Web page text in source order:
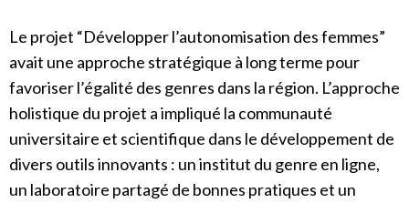
Le projet “Développer l’autonomisation des femmes”
avait une approche stratégique à long terme pour
favoriser l’égalité des genres dans la région. L’approche
holistique du projet a impliqué la communauté
universitaire et scientifique dans le développement de
divers outils innovants : un institut du genre en ligne,
un laboratoire partagé de bonnes pratiques et un